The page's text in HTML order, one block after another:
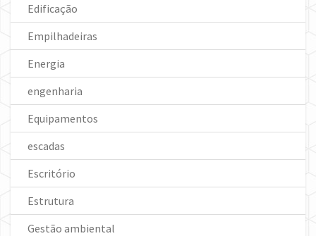
Edificação
Empilhadeiras
Energia
engenharia
Equipamentos
escadas
Escritório
Estrutura
Gestão ambiental